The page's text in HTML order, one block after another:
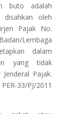
buto adalah
oleh
Pajak No.
Lembaga
dalam
yang tidak
Pajak.
33/PJ/2011